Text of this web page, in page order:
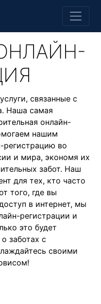
связанные с
Наша самая
онлайн-
нашим
регистрацию во
и мира, экономя их
забот. Наш
для тех, кто часто
того, где вы
в интернет, мы
регистрации и
это будет
заботах с
своими